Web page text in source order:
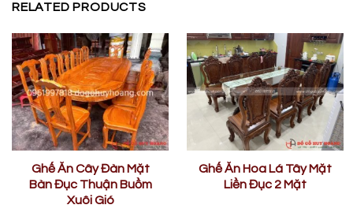
RELATED PRODUCTS
Ghế Ăn Cây Đàn Mặt
Bàn Đục Thuận Buồm
Xuôi Gió
Ghế Ăn Hoa Lá Tây Mặt
Liền Đục 2 Mặt